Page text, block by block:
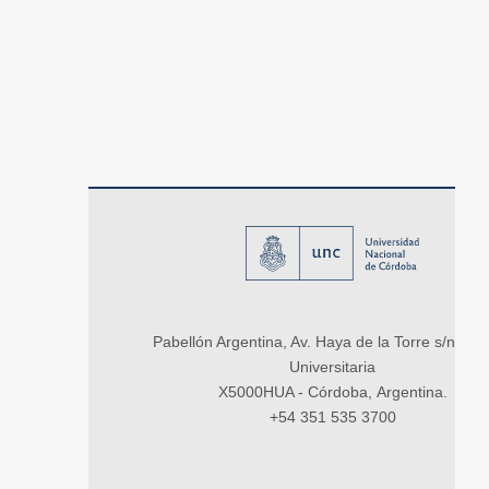
Pabellón Argentina, Av. Haya de la Torre s/n,
Universitaria
X5000HUA - Córdoba, Argentina.
+54 351 535 3700